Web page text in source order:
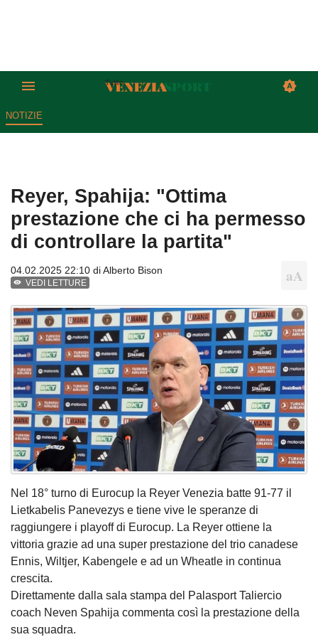
NOTIZIE
Reyer, Spahija: "Ottima
prestazione che ci ha permesso
di controllare la partita"
04.02.2025 22:10 diAlberto Bison
VEDI LETTURE
Nel 18° turno di Eurocup la Reyer Venezia batte 91-77 il
Lietkabelis Panevezys e tiene vive le speranze di
raggiungere i playoff di Eurocup. La Reyer ottiene la
vittoria grazie ad una super prestazione del trio canadese
Ennis, Wiltjer, Kabengele e ad un Wheatle in continua
crescita.
Direttamente dalla sala stampa del Palasport Taliercio
coach Neven Spahija commenta così la prestazione della
sua squadra.